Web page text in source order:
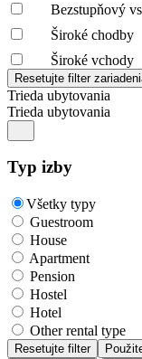
Bezstupňový
Široké chodby
Široké vchody
Trieda ubytovania
Trieda ubytovania
Typ izby
Všetky typy
Guestroom
House
Apartment
Pension
Hostel
Hotel
Other rental type
Resetujte filter